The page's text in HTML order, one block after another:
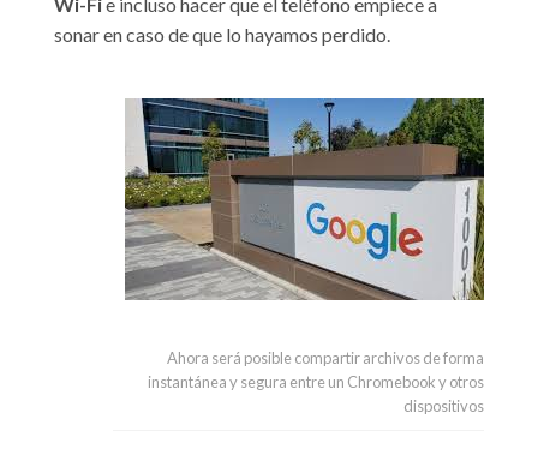
sonar en caso de que lo hayamos perdido.
Ahora será posible compartir archivos de forma
instantánea y segura entre un Chromebook y otros
dispositivos